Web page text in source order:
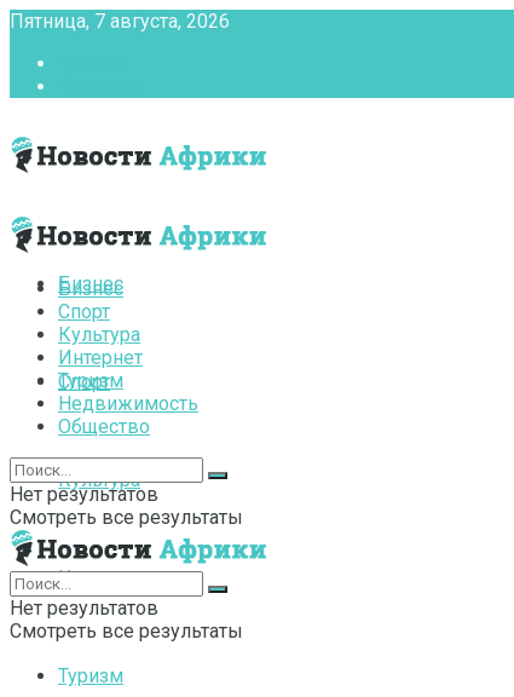
Пятница, 7 августа, 2026
Бизнес
Спорт
Культура
Интернет
Туризм
Бизнес
Спорт
Культура
Интернет
Туризм
Недвижимость
Общество
Нет результатов
Смотреть все результаты
Нет результатов
Смотреть все результаты